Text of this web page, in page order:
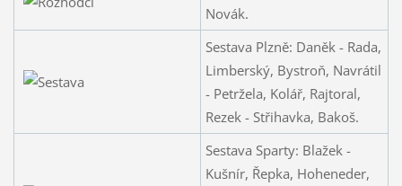
Novák.
Sestava Plzně: Daněk - Rada,
Limberský, Bystroň, Navrátil
- Petržela, Kolář, Rajtoral,
Rezek - Střihavka, Bakoš.
Sestava Sparty: Blažek -
Kušnír, Řepka, Hoheneder,